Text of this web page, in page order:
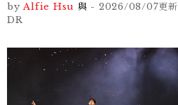
by Alfie Hsu 與 - 2026/08/07更新
DR